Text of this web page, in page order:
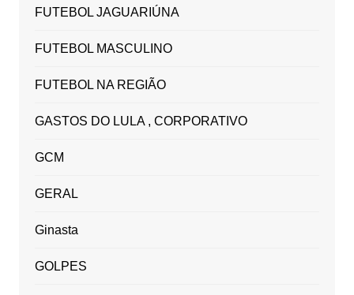
FUTEBOL JAGUARIÚNA
FUTEBOL MASCULINO
FUTEBOL NA REGIÃO
GASTOS DO LULA , CORPORATIVO
GCM
GERAL
Ginasta
GOLPES